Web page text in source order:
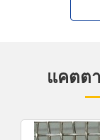
แคตต